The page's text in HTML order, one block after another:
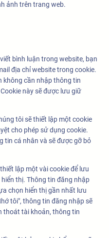
ảnh trên trang web.
bình luận trong website, bạn
địa chỉ website trong cookie.
không cần nhập thông tin
này sẽ được lưu giữ
tôi sẽ thiết lập một cookie
cho phép sử dụng cookie.
tin cá nhân và sẽ được gỡ bỏ
lập một vài cookie để lưu
thị. Thông tin đăng nhập
chọn hiển thị gần nhất lưu
tôi", thông tin đăng nhập sẽ
thoát tài khoản, thông tin